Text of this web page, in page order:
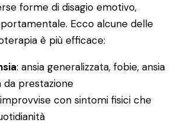
forme di disagio emotivo,
Ecco alcune delle
è più efficace:
: ansia generalizzata, fobie, ansia
da prestazione
con sintomi fisici che